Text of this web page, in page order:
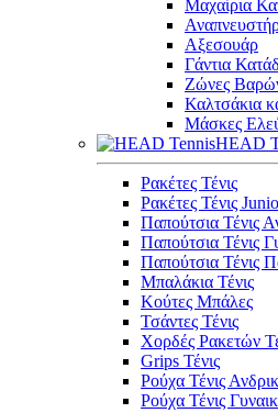
Mαχαίρια
Αξεσουάρ
Γάντια
Ζώνες
Καλτσάκια
Μάσκες
HEAD
Ρακέτες Τένις
Ρακέτες Τένις
Παπούτσια Τένις
Παπούτσια Τένις
Παπούτσια Τένις
Μπαλάκια Τένις
Κούτες Μπάλες
Τσάντες Τένις
Χορδές Ρακετών
Grips Τένις
Ρούχα Τένις
Ρούχα Τένις